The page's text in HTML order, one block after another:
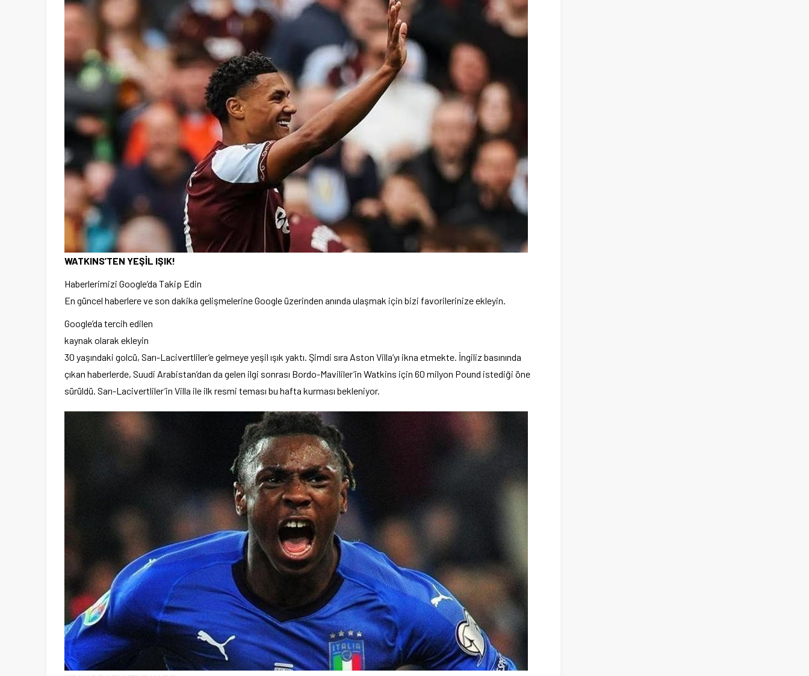
WATKINS’TEN YEŞİL IŞIK!
Haberlerimizi Google’da Takip Edin
En güncel haberlere ve son dakika gelişmelerine Google üzerinden anında ulaşmak için bizi favorilerinize ekleyin.
Google’da tercih edilen
kaynak olarak ekleyin
30 yaşındaki golcü, Sarı-Lacivertliler’e gelmeye yeşil ışık yaktı. Şimdi sıra Aston Villa’yı ikna etmekte. İngiliz basınında
çıkan haberlerde, Suudi Arabistan’dan da gelen ilgi sonrası Bordo-Mavililer’in Watkins için 60 milyon Pound istediği öne
sürüldü. Sarı-Lacivertliler’in Villa ile ilk resmi teması bu hafta kurması bekleniyor.